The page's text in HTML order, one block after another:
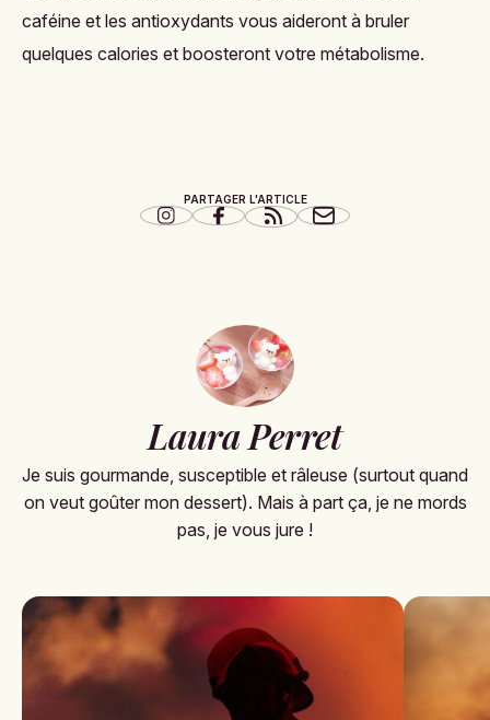
caféine et les antioxydants vous aideront à bruler
quelques calories et boosteront votre métabolisme.
PARTAGER L'ARTICLE
Laura Perret
Je suis gourmande, susceptible et râleuse (surtout quand
on veut goûter mon dessert). Mais à part ça, je ne mords
pas, je vous jure !